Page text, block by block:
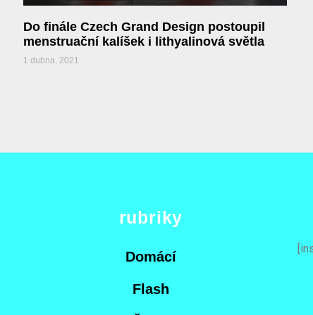
Do finále Czech Grand Design postoupil
menstruační kalíšek i lithyalinová světla
1 dubna, 2021
rubriky
Domácí
Flash